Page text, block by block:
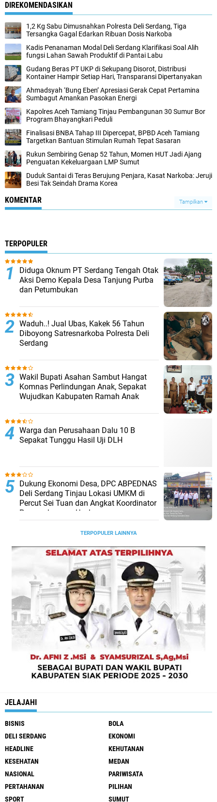
DIREKOMENDASIKAN
1,2 Kg Sabu Dimusnahkan Polresta Deli Serdang, Tiga
Tersangka Gagal Edarkan Ribuan Dosis Narkoba
Kadis Penanaman Modal Deli Serdang Klarifikasi Soal Alih
fungsi Lahan Sawah Produktif di Pantai Labu
Gudang Beras PT UKP di Sekupang Disorot, Distribusi
Kontainer Hampir Setiap Hari, Transparansi Dipertanyakan
Ahmadsyah ‘Bung Eben’ Apresiasi Gerak Cepat Pertamina
Sumbagut Amankan Pasokan Energi
Kapolres Aceh Tamiang Tinjau Pembangunan 30 Sumur Bor
Program Bhayangkari Peduli
Finalisasi BNBA Tahap III Dipercepat, BPBD Aceh Tamiang
Targetkan Bantuan Stimulan Rumah Tepat Sasaran
Rukun Sembiring Genap 52 Tahun, Momen HUT Jadi Ajang
Penguatan Kekeluargaan LMP Sumut
Duduk Santai di Teras Berujung Penjara, Kasat Narkoba: Jeruji
Besi Tak Seindah Drama Korea
KOMENTAR Tampilkan
TERPOPULER
Diduga Oknum PT Serdang Tengah Otak
Aksi Demo Kepala Desa Tanjung Purba
dan Petumbukan
Waduh..! Jual Ubas, Kakek 56 Tahun
Diboyong Satresnarkoba Polresta Deli
Serdang
Wakil Bupati Asahan Sambut Hangat
Komnas Perlindungan Anak, Sepakat
Wujudkan Kabupaten Ramah Anak
Warga dan Perusahaan Dalu 10 B
Sepakat Tunggu Hasil Uji DLH
Dukung Ekonomi Desa, DPC ABPEDNAS
Deli Serdang Tinjau Lokasi UMKM di
Percut Sei Tuan dan Angkat Koordinator
Pengembangan Usaha
TERPOPULER LAINNYA
JELAJAHI
BISNIS
BOLA
DELI SERDANG
EKONOMI
HEADLINE
KEHUTANAN
KESEHATAN
MEDAN
NASIONAL
PARIWISATA
PERTAHANAN
PILIHAN
SPORT
SUMUT